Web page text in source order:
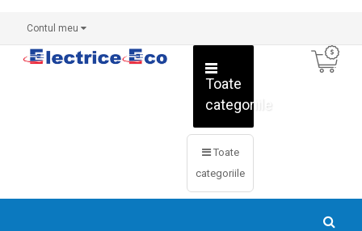
Contul meu
Toate
categoriile
Toate
categoriile